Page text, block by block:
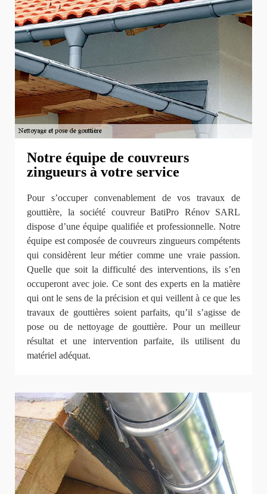
Notre équipe de couvreurs
zingueurs à votre service
Pour s’occuper convenablement de vos travaux de
gouttière, la société couvreur BatiPro Rénov SARL
dispose d’une équipe qualifiée et professionnelle. Notre
équipe est composée de couvreurs zingueurs compétents
qui considèrent leur métier comme une vraie passion.
Quelle que soit la difficulté des interventions, ils s’en
occuperont avec joie. Ce sont des experts en la matière
qui ont le sens de la précision et qui veillent à ce que les
travaux de gouttières soient parfaits, qu’il s’agisse de
pose ou de nettoyage de gouttière. Pour un meilleur
résultat et une intervention parfaite, ils utilisent du
matériel adéquat.